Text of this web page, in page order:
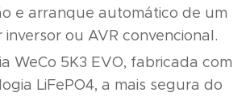
e arranque automático de um
ou AVR convencional.
WeCo 5K3 EVO, fabricada com
LiFePO4, a mais segura do